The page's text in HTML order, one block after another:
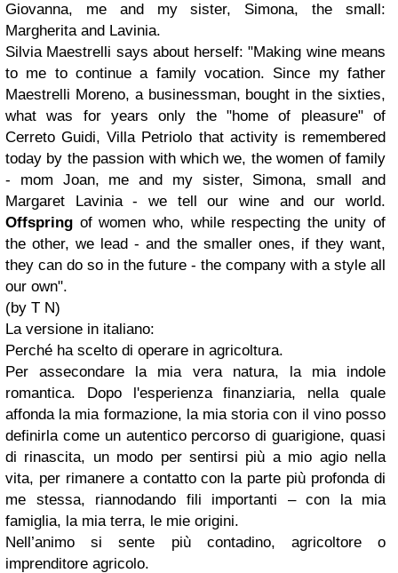
Giovanna, me and my sister, Simona, the small:
Margherita and Lavinia.
Silvia Maestrelli says about herself: "Making wine means
to me to continue a family vocation. Since my father
Maestrelli Moreno, a businessman, bought in the sixties,
what was for years only the "home of pleasure" of
Cerreto Guidi, Villa Petriolo that activity is remembered
today by the passion with which we, the women of family
- mom Joan, me and my sister, Simona, small and
Margaret Lavinia - we tell our wine and our world.
Offspring of women who, while respecting the unity of
the other, we lead - and the smaller ones, if they want,
they can do so in the future - the company with a style all
our own".
(by T N)
La versione in italiano:
Perché ha scelto di operare in agricoltura.
Per assecondare la mia vera natura, la mia indole
romantica. Dopo l'esperienza finanziaria, nella quale
affonda la mia formazione, la mia storia con il vino posso
definirla come un autentico percorso di guarigione, quasi
di rinascita, un modo per sentirsi più a mio agio nella
vita, per rimanere a contatto con la parte più profonda di
me stessa, riannodando fili importanti – con la mia
famiglia, la mia terra, le mie origini.
Nell’animo si sente più contadino, agricoltore o
imprenditore agricolo.